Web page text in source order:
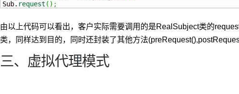
Sub. request ( ) ;
由以上代码可以看出，客户实际需要调用的是RealSubject类的
类，同样达到目的，同时还封装了其他方法
三、虚拟代理模式